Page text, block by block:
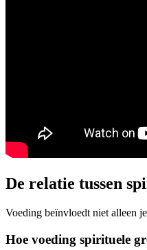
De relatie tussen
Voeding beïnvloedt niet alleen
Hoe voeding spirituele